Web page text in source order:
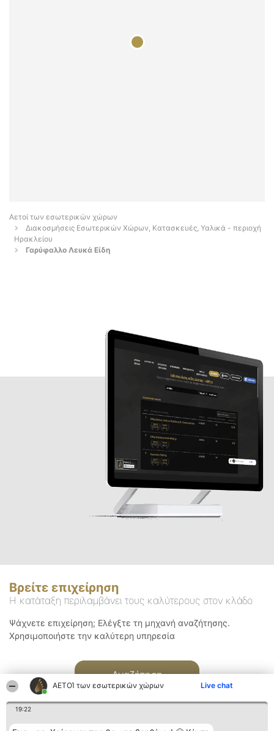
ΑΕΤΟΊ των εσωτερικών χώρων Live chat
19:22
Αετοί των εσωτερικών χώρων
Διακοσμήσεις Εσωτερικών Χώρων, Κατασκευές, Υαλικά - περιοχή
Ηρακλείου
Γαρύφαλλο Λευκά Είδη
Βρείτε επιχείρηση
Η κατάταξη περιλαμβάνει τους καλύτερους στον κλάδο
Ψάχνετε επιχείρηση; Ελέγξτε τη μηχανή αναζήτησης.
Χρησιμοποιήστε την καλύτερη υπηρεσία
Αναζήτηση